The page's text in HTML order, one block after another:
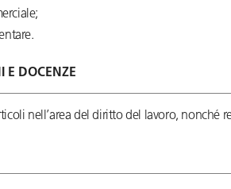
E DOCENZE
nell’area del diritto del lavoro, nonché